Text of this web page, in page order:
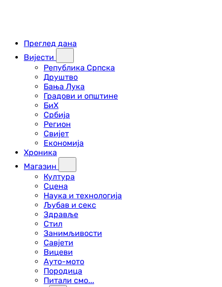
Преглед дана
Вијести
Република Српска
Друштво
Бања Лука
Градови и општине
БиХ
Србија
Регион
Свијет
Економија
Хроника
Магазин
Култура
Сцена
Наука и технологија
Љубав и секс
Здравље
Стил
Занимљивости
Савјети
Вицеви
Ауто-мото
Породица
Питали смо...